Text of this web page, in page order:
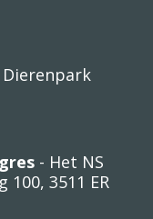
Dierenpark
- Het NS
3511 ER